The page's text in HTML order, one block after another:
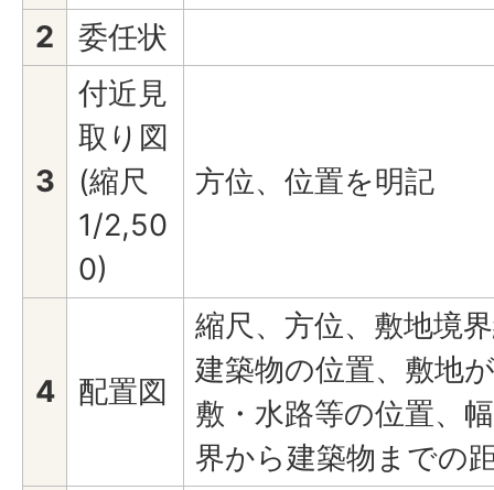
2 委任状
3
付近見
取り図
(縮尺
1/2,50
0)
方位、位置を明記
4 配置図
縮尺、方位、敷地境
建築物の位置、敷地
敷・水路等の位置、
界から建築物までの